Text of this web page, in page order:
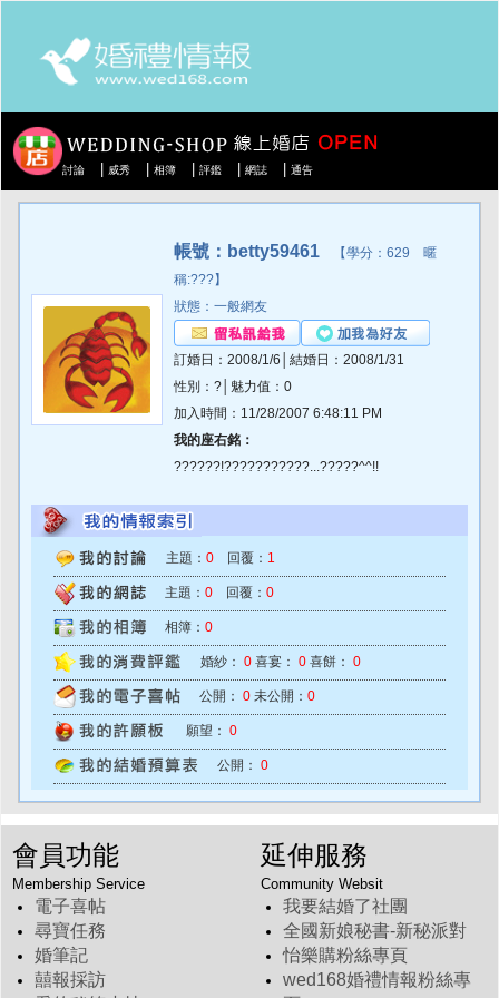
討論 威秀 相簿 評鑑 網誌 通告
帳號：betty59461 【學分：629 暱
稱:???】
狀態：一般網友
訂婚日：2008/1/6│結婚日：2008/1/31
性別：?│魅力值：0
加入時間：11/28/2007 6:48:11 PM
我的座右銘：
??????!???????????...?????^^!!
主題： 0 回覆： 1
主題： 0 回覆： 0
相簿： 0
婚紗： 0 喜宴： 0 喜餅： 0
公開： 0 未公開： 0
願望： 0
公開： 0
會員功能
Membership Service
電子喜帖
尋寶任務
婚筆記
囍報採訪
延伸服務
Community Websit
我要結婚了社團
全國新娘秘書-新秘派對
怡樂購粉絲專頁
wed168婚禮情報粉絲專